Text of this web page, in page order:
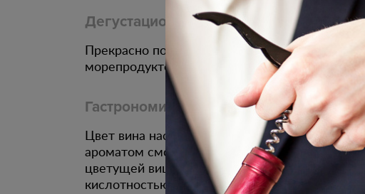
Дегустационные характеристики
Прекрасно подойдёт к мясным блюдам и
морепродуктов и салату из моцарелы и
Гастрономическое сочетание
Цвет вина насыщенный бордовый. Сливочный
ароматом смородины, тонами сливы и вишни,
цветущей вишни. Вкус полный с мягкими
кислотностью и сливочными тонами.